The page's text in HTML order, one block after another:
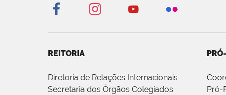
REITORIA
Diretoria de Relações Internacionais
Secretaria dos Órgãos Colegiados
Pró-